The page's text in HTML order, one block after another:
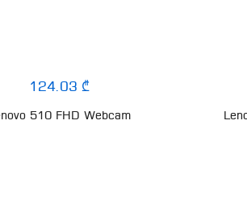
124.03 ₾
510 FHD Webcam